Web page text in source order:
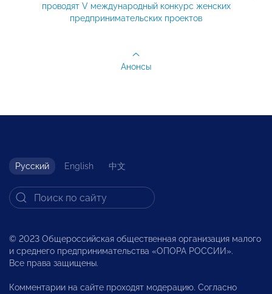
проводят V международный конкурс женских
предпринимательских проектов
Анонсы
Русский English 中文
© 2023 Общероссийская общественная организация малого
и среднего предпринимательства «ОПОРА РОССИИ».
Все права защищены.
Комментарии на сайте проходят модерацию. Согласно